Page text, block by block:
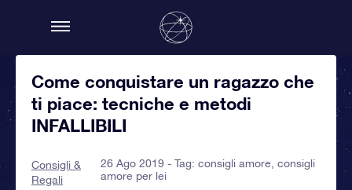
Come conquistare un ragazzo che
ti piace: tecniche e metodi
INFALLIBILI
Consigli &
Regali
26 Ago 2019 - Tag: consigli amore consigli
amore per lei